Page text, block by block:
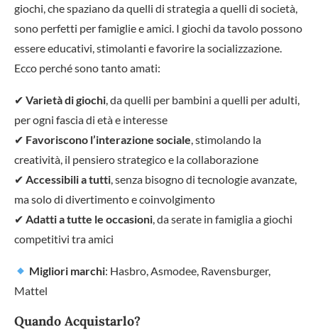
giochi, che spaziano da quelli di strategia a quelli di società,
sono perfetti per famiglie e amici. I giochi da tavolo possono
essere educativi, stimolanti e favorire la socializzazione.
Ecco perché sono tanto amati:
✔ Varietà di giochi, da quelli per bambini a quelli per adulti,
per ogni fascia di età e interesse
✔ Favoriscono l’interazione sociale, stimolando la
creatività, il pensiero strategico e la collaborazione
✔ Accessibili a tutti, senza bisogno di tecnologie avanzate,
ma solo di divertimento e coinvolgimento
✔ Adatti a tutte le occasioni, da serate in famiglia a giochi
competitivi tra amici
Migliori marchi: Hasbro, Asmodee, Ravensburger,
Mattel
Quando Acquistarlo?